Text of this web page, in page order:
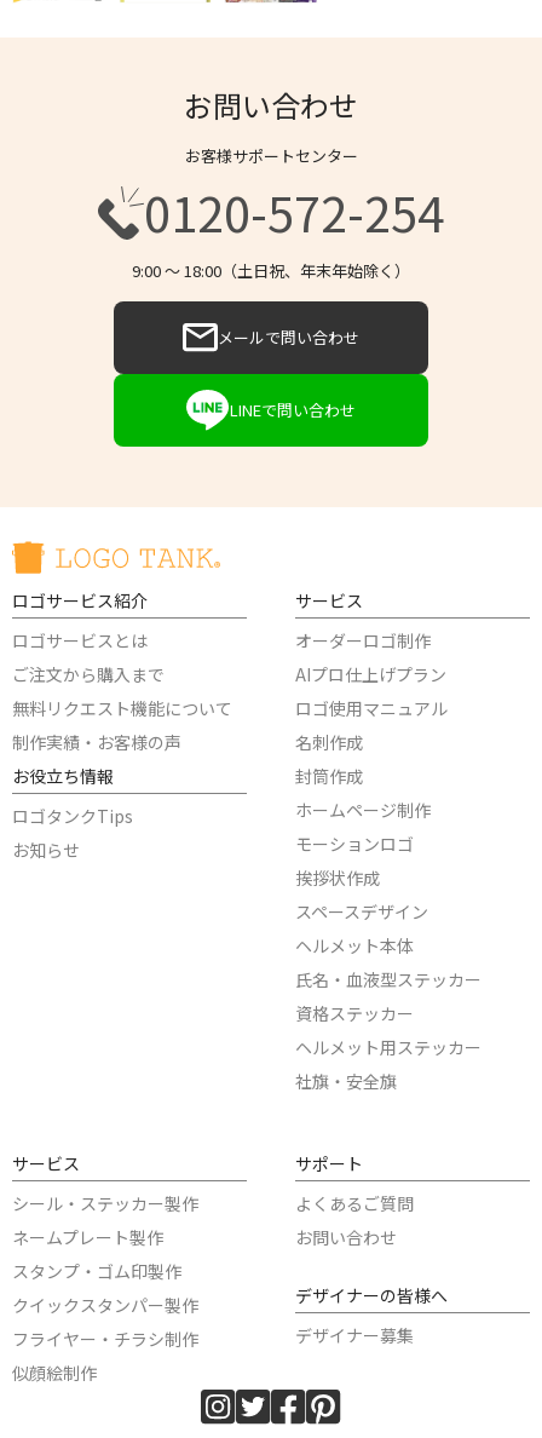
お問い合わせ
お客様サポートセンター
0120-572-254
9:00 〜 18:00（土日祝、年末年始除く）
メールで問い合わせ
LINEで問い合わせ
ロゴサービス紹介
ロゴサービスとは
ご注文から購入まで
無料リクエスト機能について
制作実績・お客様の声
お役立ち情報
ロゴタンクTips
お知らせ
サービス
オーダーロゴ制作
AIプロ仕上げプラン
ロゴ使用マニュアル
名刺作成
封筒作成
ホームページ制作
モーションロゴ
挨拶状作成
スペースデザイン
ヘルメット本体
氏名・血液型ステッカー
資格ステッカー
ヘルメット用ステッカー
社旗・安全旗
サービス
シール・ステッカー製作
ネームプレート製作
スタンプ・ゴム印製作
クイックスタンパー製作
フライヤー・チラシ制作
似顔絵制作
サポート
よくあるご質問
お問い合わせ
デザイナーの皆様へ
デザイナー募集